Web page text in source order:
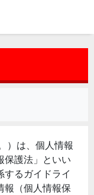
）は、個人情報
保護法」といい
するガイドライ
報（個人情報保